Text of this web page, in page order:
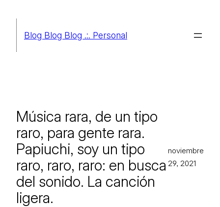
contenido
Blog Blog Blog .:. Personal
Música rara, de un tipo
raro, para gente rara.
Papiuchi, soy un tipo
raro, raro, raro: en busca
del sonido. La canción
ligera.
noviembre
29, 2021